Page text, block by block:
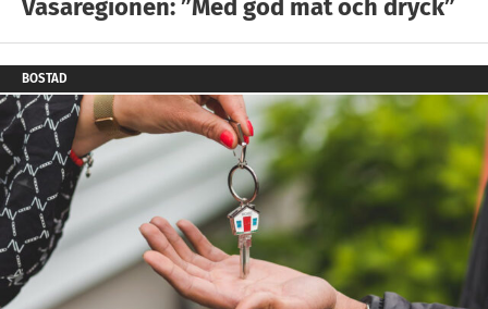
Vasaregionen: ”Med god mat och dryck”
BOSTAD